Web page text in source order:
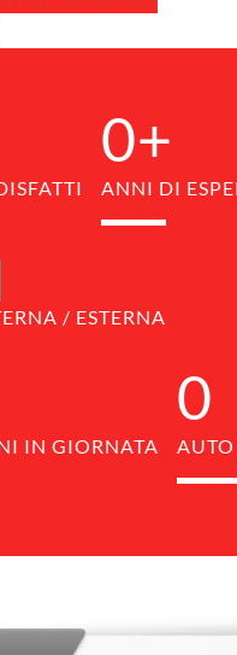
0
ANNI DI
/ ESTERNA
IN GIORNATA
0